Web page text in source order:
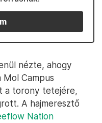
nézte, ahogy
Campus
a torony tetejére,
A hajmeresztő
Nation